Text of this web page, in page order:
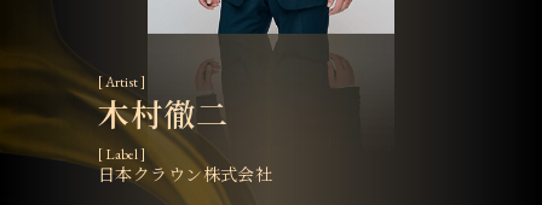
[ Artist ]
木村徹二
[ Label ]
日本クラウン株式会社